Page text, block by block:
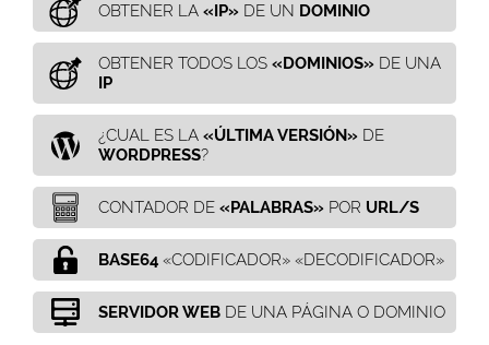
OBTENER LA «IP» DE UN DOMINIO
OBTENER TODOS LOS «DOMINIOS» DE UNA
IP
¿CUAL ES LA «ÚLTIMA VERSIÓN» DE
WORDPRESS?
CONTADOR DE «PALABRAS» POR URL/S
BASE64 «CODIFICADOR» «DECODIFICADOR»
SERVIDOR WEB DE UNA PÁGINA O DOMINIO